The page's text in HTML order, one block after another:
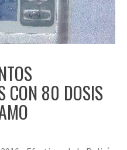
CON 80 DOSIS